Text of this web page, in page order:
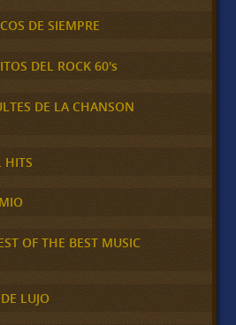
DE SIEMPRE
DEL ROCK 60's
DE LA CHANSON
HITS
OF THE BEST MUSIC
LUJO